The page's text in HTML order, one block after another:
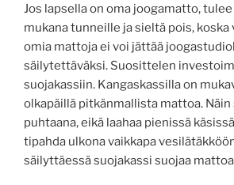
Jos lapsella on oma joogamatto,
mukana tunneille ja sieltä pois,
omia mattoja ei voi jättää
säilytettäväksi. Suosittelen
suojakassiin. Kangaskassilla on
olkapäillä pitkänmallista mattoa. Näin
puhtaana, eikä laahaa pienissä
tipahda ulkona vaikkapa
säilyttäessä suojakassi suojaa